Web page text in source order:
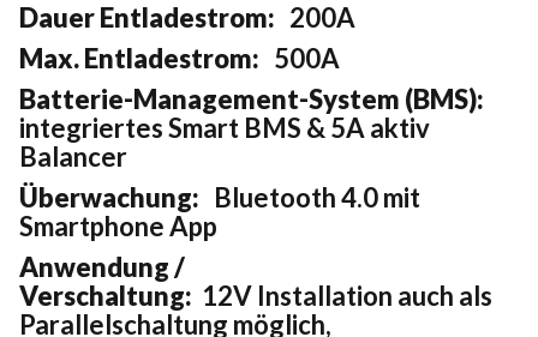
Dauer Entladestrom: 200A
Max. Entladestrom: 500A
Batterie-Management-System (BMS):
integriertes Smart BMS & 5A aktiv
Balancer
Überwachung: Bluetooth 4.0 mit
Smartphone App
Anwendung /
Verschaltung: 12V Installation auch als
Parallelschaltung möglich,